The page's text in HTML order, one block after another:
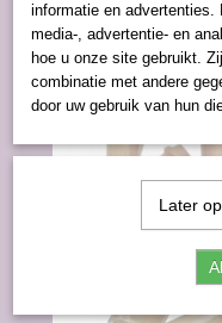
informatie en advertenties.
media-, advertentie- en
hoe u onze site gebruikt.
combinatie met andere
door uw gebruik van hun
Later